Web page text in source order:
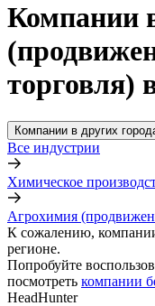
Компании
торговля)
Компании в других
Все индустрии
Химическое
Агрохимия
К сожалению,
регионе.
Попробуйте
посмотреть компании
HeadHunter